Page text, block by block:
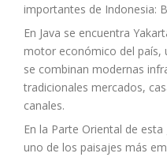
importantes de Indonesia:
En Java se encuentra
motor económico del país,
se combinan modernas
tradicionales mercados,
canales.
En la Parte Oriental de
uno de los paisajes más